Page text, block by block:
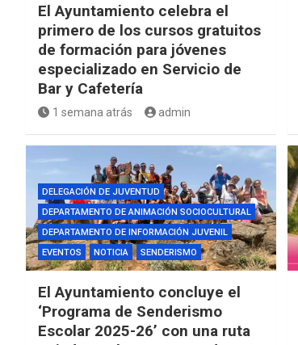
El Ayuntamiento celebra el
primero de los cursos gratuitos
de formación para jóvenes
especializado en Servicio de
Bar y Cafetería
1 semana atrás admin
DELEGACIÓN DE JUVENTUD
DEPARTAMENTO DE ANIMACIÓN SOCIOCULTURAL
DEPARTAMENTO DE INFORMACIÓN JUVENIL
EVENTOS
NOTICIA SENDERISMO
El Ayuntamiento concluye el
‘Programa de Senderismo
Escolar 2025-26’ con una ruta